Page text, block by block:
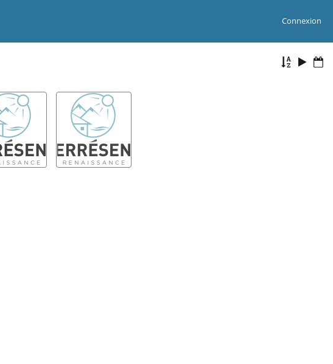
Connexion